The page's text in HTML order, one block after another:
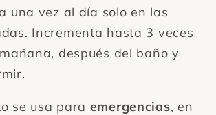
una vez al día solo en las
Incrementa hasta 3 veces
después del baño y
se usa para emergencias, en